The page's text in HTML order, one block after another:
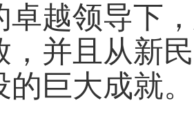
卓越领导下
，并且从新
的巨大成就